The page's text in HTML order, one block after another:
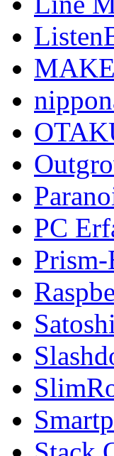
PC